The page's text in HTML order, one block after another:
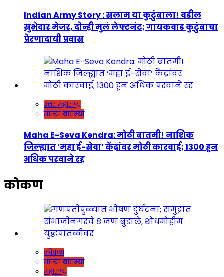
Indian Army Story : सलाम या कुटुंबाला! वडील
सुभेदार मेजर, दोन्ही मुलं लेफ्टनंट; गायकवाड कुटुंबाचा
प्रेरणादायी प्रवास
उत्तर महाराष्ट्र
ताज्या बातम्या
Maha E-Seva Kendra: मोठी बातमी! नाशिक
जिल्ह्यात ‘महा ई-सेवा’ केंद्रांवर मोठी कारवाई; 1300 हून
अधिक परवाने रद्द
कोकण
कोकण
ताज्या बातम्या
महाराष्ट्र